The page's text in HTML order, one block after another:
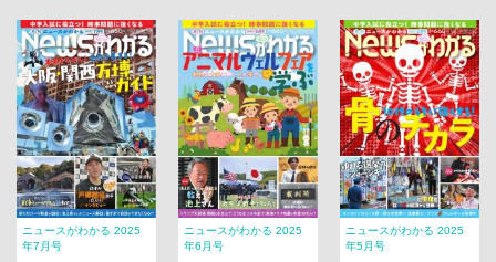
ニュースがわかる 2025
年7月号
ニュースがわかる 2025
年6月号
ニュースがわかる 2025
年5月号